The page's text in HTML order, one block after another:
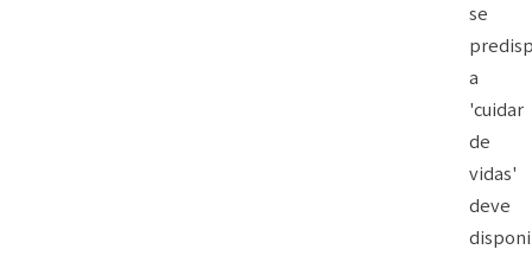
se
a
'cuidar
de
vidas'
deve